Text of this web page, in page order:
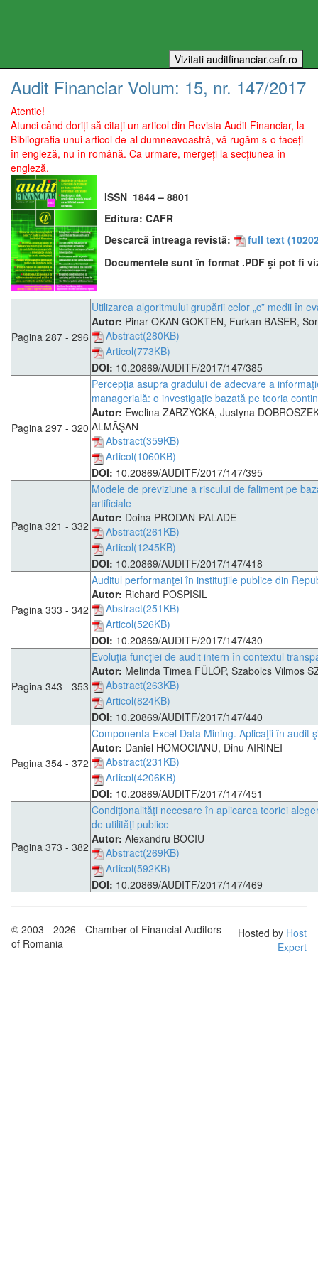
Audit Financiar Volum: 15, nr. 147/2017
Atentie!
Atunci când doriți să citați un articol din Revista Audit Financiar, la
Bibliografia unui articol de-al dumneavoastră, vă rugăm s-o faceți
în engleză, nu în română. Ca urmare, mergeți la secțiunea în
engleză.
ISSN 1844 – 8801
Editura: CAFR
Descarcă întreaga revistă:
full text
Documentele sunt în format .PDF şi pot fi
Pagina 287 - 296
Utilizarea algoritmului grupării celor „c” medii în
Autor: Pinar OKAN GOKTEN, Furkan BASER,
Abstract(280KB)
Articol(773KB)
DOI: 10.20869/AUDITF/2017/147/385
Pagina 297 - 320
Percepţia asupra gradului de adecvare a
managerială: o investigaţie bazată pe teoria
Autor: Ewelina ZARZYCKA, Justyna
ALMĂŞAN
Abstract(359KB)
Articol(1060KB)
DOI: 10.20869/AUDITF/2017/147/395
Pagina 321 - 332
Modele de previziune a riscului de faliment pe
artificiale
Autor: Doina PRODAN-PALADE
Abstract(261KB)
Articol(1245KB)
DOI: 10.20869/AUDITF/2017/147/418
Pagina 333 - 342
Auditul performanţei în instituţiile publice din
Autor: Richard POSPISIL
Abstract(251KB)
Articol(526KB)
DOI: 10.20869/AUDITF/2017/147/430
Pagina 343 - 353
Evoluţia funcţiei de audit intern în contextul
Autor: Melinda Timea FÜLÖP, Szabolcs Vilmos
Abstract(263KB)
Articol(824KB)
DOI: 10.20869/AUDITF/2017/147/440
Pagina 354 - 372
Componenta Excel Data Mining. Aplicaţii în audit
Autor: Daniel HOMOCIANU, Dinu AIRINEI
Abstract(231KB)
Articol(4206KB)
DOI: 10.20869/AUDITF/2017/147/451
Pagina 373 - 382
Condiţionalităţi necesare în aplicarea teoriei
de utilităţi publice
Autor: Alexandru BOCIU
Abstract(269KB)
Articol(592KB)
DOI: 10.20869/AUDITF/2017/147/469
© 2003 - 2026 - Chamber of Financial Auditors
of Romania
Hosted by Host
Expert